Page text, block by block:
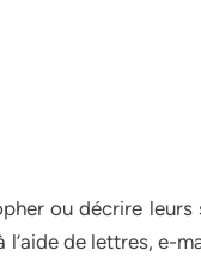
ou décrire leurs
de lettres, e-